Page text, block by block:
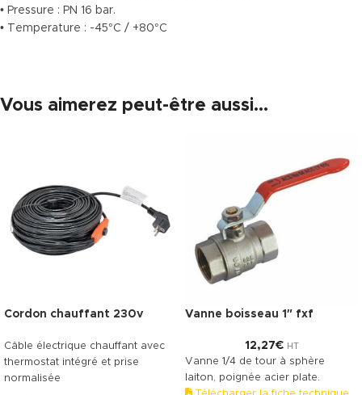
• Pressure : PN 16 bar.
• Temperature : -45°C / +80°C
Vous aimerez peut-être aussi…
Cordon chauffant 230v
Câble électrique chauffant avec
thermostat intégré et prise
normalisée
Vanne boisseau 1″ fxf
12,27€ HT
Vanne 1/4 de tour à sphère
laiton, poignée acier plate.